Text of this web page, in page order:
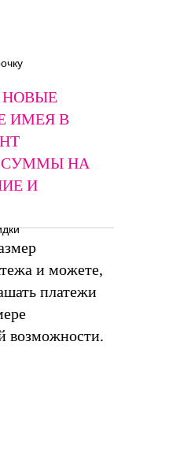
НОВЫЕ
ИМЕЯ В
СУММЫ НА
И
и можете,
платежи
возможности.